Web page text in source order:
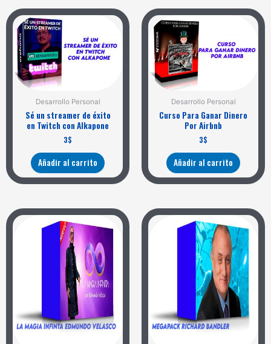
Desarrollo Personal
Sé un streamer de éxito
en Twitch con Alkapone
3$
Añadir al carrito
Desarrollo Personal
Curso Para Ganar Dinero
Por Airbnb
3$
Añadir al carrito